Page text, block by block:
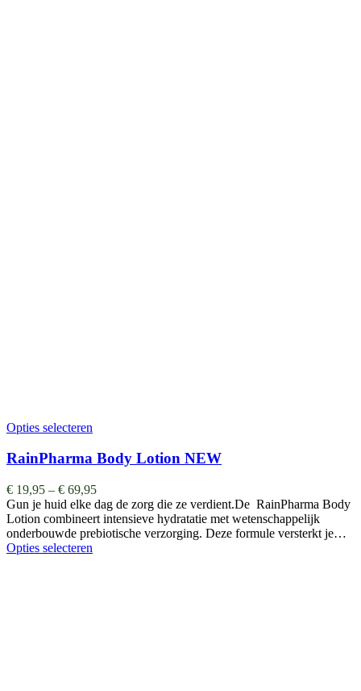
Opties selecteren
RainPharma Body Lotion NEW
€ 19,95 – € 69,95
Gun je huid elke dag de zorg die ze verdient.De RainPharma Body
Lotion combineert intensieve hydratatie met wetenschappelijk
onderbouwde prebiotische verzorging. Deze formule versterkt je…
Opties selecteren